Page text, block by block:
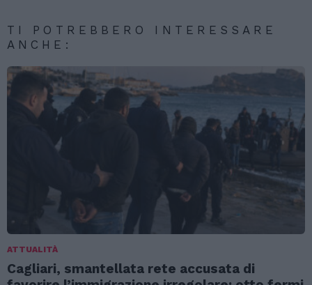
TI POTREBBERO INTERESSARE
ANCHE:
ATTUALITÀ
Cagliari, smantellata rete accusata di